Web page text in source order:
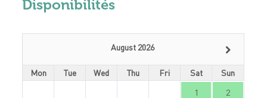
Disponibilités
August 2026
Mon Tue Wed Thu Fri Sat
Sun
1
2